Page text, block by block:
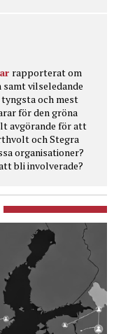
rapporterat om
vilseledande
och mest
för den gröna
avgörande för att
och Stegra
organisationer?
bli involverade?